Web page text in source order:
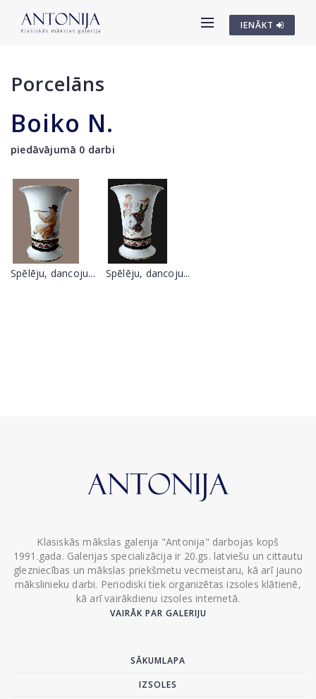
IENĀKT
Porcelāns
Boiko N.
piedāvājumā 0 darbi
Spēlēju, dancoju... Spēlēju, dancoju...
Klasiskās mākslas galerija "Antonija" darbojas kopš
1991.gada. Galerijas specializācija ir 20.gs. latviešu un cittautu
glezniecības un mākslas priekšmetu vecmeistaru, kā arī jauno
mākslinieku darbi. Periodiski tiek organizētas izsoles klātienē,
kā arī vairākdienu izsoles internetā.
VAIRĀK PAR GALERIJU
SĀKUMLAPA
IZSOLES